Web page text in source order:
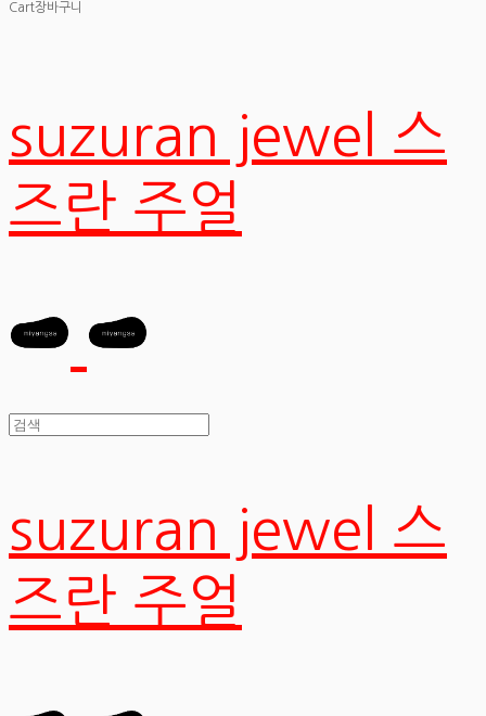
Cart장바구니
suzuran jewel 스
즈란 주얼
suzuran jewel 스
즈란 주얼